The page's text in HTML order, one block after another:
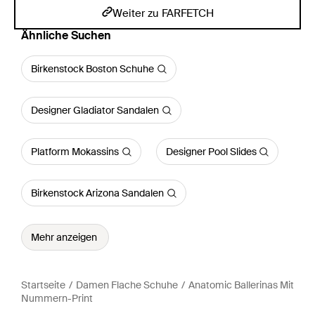
Weiter zu FARFETCH
Ähnliche Suchen
Birkenstock Boston Schuhe
Designer Gladiator Sandalen
Platform Mokassins Designer Pool Slides
Birkenstock Arizona Sandalen
Mehr anzeigen
Startseite Damen Flache Schuhe
Anatomic Ballerinas Mit
Nummern-Print